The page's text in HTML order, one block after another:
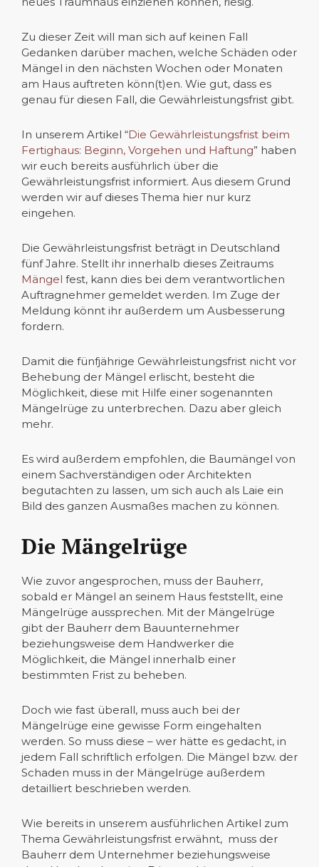
Zu dieser Zeit will man sich auf keinen Fall
Gedanken darüber machen, welche Schäden oder
Mängel in den nächsten Wochen oder Monaten
am Haus auftreten könn(t)en. Wie gut, dass es
genau für diesen Fall, die Gewährleistungsfrist gibt.
In unserem Artikel “Die Gewährleistungsfrist beim
Fertighaus: Beginn, Vorgehen und Haftung” haben
wir euch bereits ausführlich über die
Gewährleistungsfrist informiert. Aus diesem Grund
werden wir auf dieses Thema hier nur kurz
eingehen.
Die Gewährleistungsfrist beträgt in Deutschland
fünf Jahre. Stellt ihr innerhalb dieses Zeitraums
Mängel fest, kann dies bei dem verantwortlichen
Auftragnehmer gemeldet werden. Im Zuge der
Meldung könnt ihr außerdem um Ausbesserung
fordern.
Damit die fünfjährige Gewährleistungsfrist nicht vor
Behebung der Mängel erlischt, besteht die
Möglichkeit, diese mit Hilfe einer sogenannten
Mängelrüge zu unterbrechen. Dazu aber gleich
mehr.
Es wird außerdem empfohlen, die Baumängel von
einem Sachverständigen oder Architekten
begutachten zu lassen, um sich auch als Laie ein
Bild des ganzen Ausmaßes machen zu können.
Die Mängelrüge
Wie zuvor angesprochen, muss der Bauherr,
sobald er Mängel an seinem Haus feststellt, eine
Mängelrüge aussprechen. Mit der Mängelrüge
gibt der Bauherr dem Bauunternehmer
beziehungsweise dem Handwerker die
Möglichkeit, die Mängel innerhalb einer
bestimmten Frist zu beheben.
Doch wie fast überall, muss auch bei der
Mängelrüge eine gewisse Form eingehalten
werden. So muss diese – wer hätte es gedacht, in
jedem Fall schriftlich erfolgen. Die Mängel bzw. der
Schaden muss in der Mängelrüge außerdem
detailliert beschrieben werden.
Wie bereits in unserem ausführlichen Artikel zum
Thema Gewährleistungsfrist erwähnt, muss der
Bauherr dem Unternehmer beziehungsweise